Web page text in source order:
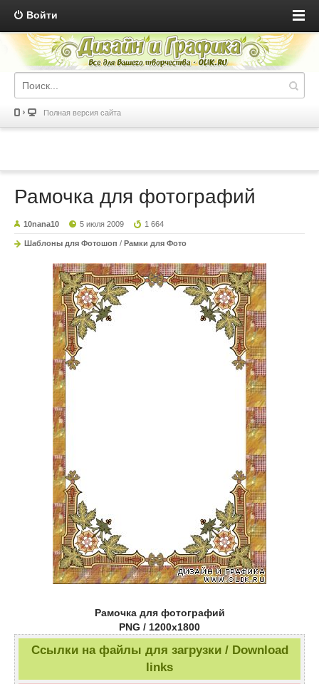
Войти
Полная версия сайта
Рамочка для фотографий
10nana10 5 июля 2009 1 664
Шаблоны для Фотошоп / Рамки для Фото
Рамочка для фотографий
PNG / 1200x1800
Ссылки на файлы для загрузки / Download
links